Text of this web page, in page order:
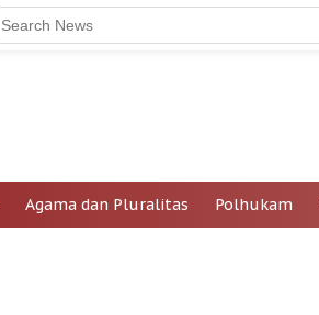
Agama dan Pluralitas Polhukam